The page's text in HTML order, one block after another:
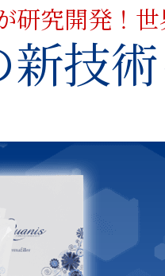
研究開発！
技